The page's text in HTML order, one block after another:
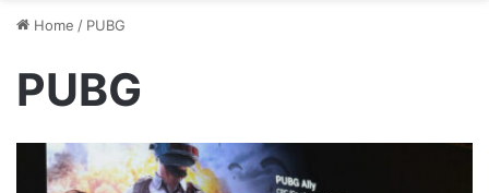
Home / PUBG
PUBG